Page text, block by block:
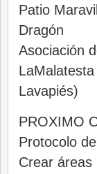
Patio
Dragón
Asociación
Lavapiés)
PROXIMO
Protocolo
Crear